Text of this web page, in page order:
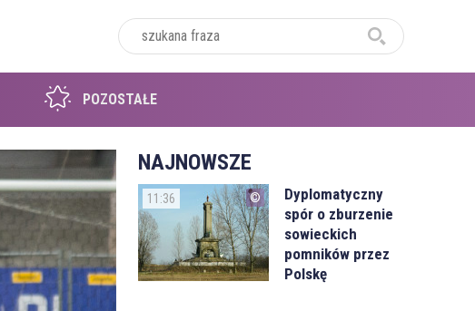
POZOSTAŁE
NAJNOWSZE
11:36
Dyplomatyczny
spór o zburzenie
sowieckich
pomników przez
Polskę